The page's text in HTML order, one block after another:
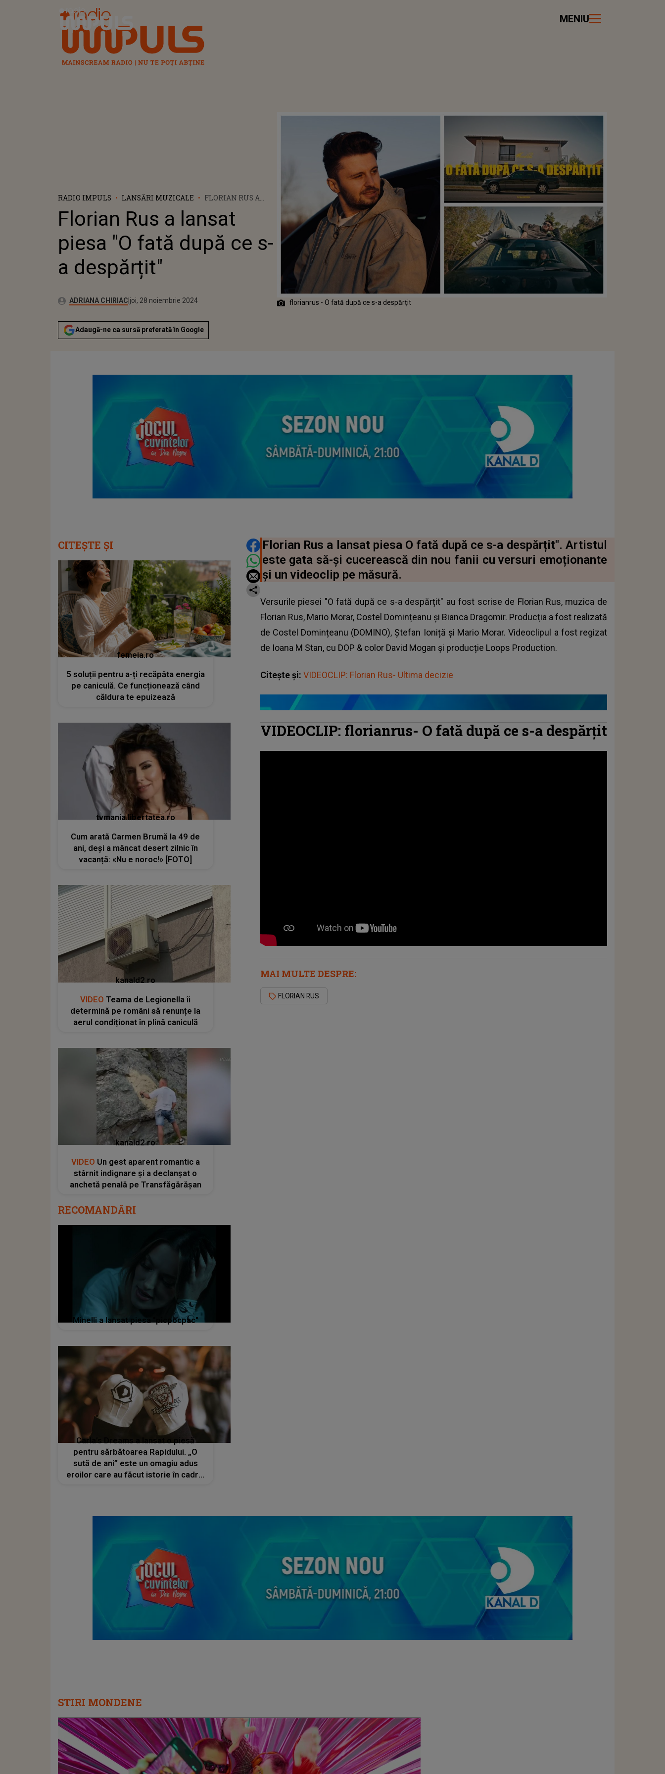
Radio Impuls MENIU
RADIO IMPULS LANSĂRI MUZICALE
FLORIAN RUS A
FATĂ DUPĂ CE S-A
DESPĂRȚIT"
Florian Rus a lansat
piesa "O fată după ce s-
a despărțit"
Autor:ADRIANA CHIRIACPublicat:
marți, 28 noiembrie 2023
Actualizat:
joi, 28 noiembrie 2024
Adaugă-ne ca sursă preferată în Google
florianrus - O fată după ce s-a despărțit
DISTRIBUIE ARTICOLUL
Florian Rus a lansat piesa O fată după ce s-a despărțit". Artistul
este gata să-și cucerească din nou fanii cu versuri emoționante
și un videoclip pe măsură.
Versurile piesei "O fată după ce s-a despărțit" au fost scrise de Florian Rus, muzica de
Florian Rus, Mario Morar, Costel Domințeanu și Bianca Dragomir. Producția a fost realizată
de Costel Domințeanu (DOMINO), Ștefan Ioniță și Mario Morar. Videoclipul a fost regizat
de Ioana M Stan, cu DOP & color David Mogan și producție Loops Production.
Citește și: VIDEOCLIP: Florian Rus- Ultima decizie
VIDEOCLIP: florianrus- O fată după ce s-a despărțit
MAI MULTE DESPRE:
FLORIAN RUS
CITEȘTE ȘI
femeia.ro
5 soluții pentru a-ți recăpăta energia
pe caniculă. Ce funcționează când
căldura te epuizează
tvmania.libertatea.ro
Cum arată Carmen Brumă la 49 de
ani, deși a mâncat desert zilnic în
vacanță: «Nu e noroc!» [FOTO]
kanald2.ro
VIDEO Teama de Legionella îi
determină pe români să renunțe la
aerul condiționat în plină caniculă
kanald2.ro
VIDEO Un gest aparent romantic a
stârnit indignare și a declanșat o
anchetă penală pe Transfăgărășan
RECOMANDĂRI
Minelli a lansat piesa "picpocpac"
Carla’s Dreams a lansat o piesă
pentru sărbătoarea Rapidului. „O
sută de ani” este un omagiu adus
eroilor care au făcut istorie în cadrul
STIRI MONDENE